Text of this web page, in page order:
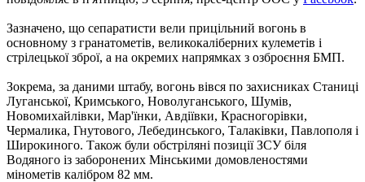
Зазначено, що сепаратисти вели прицільний вогонь в
основному з гранатометів, великокаліберних кулеметів і
стрілецької зброї, а на окремих напрямках з озброєння БМП.
Зокрема, за даними штабу, вогонь вівся по захисниках Станиці
Луганської, Кримського, Новолуганського, Шумів,
Новомихайлівки, Мар'їнки, Авдіївки, Красногорівки,
Чермалика, Гнутового, Лебединського, Талаківки, Павлополя і
Широкиного. Також були обстріляні позиції ЗСУ біля
Водяного із заборонених Мінськими домовленостями
мінометів калібром 82 мм.